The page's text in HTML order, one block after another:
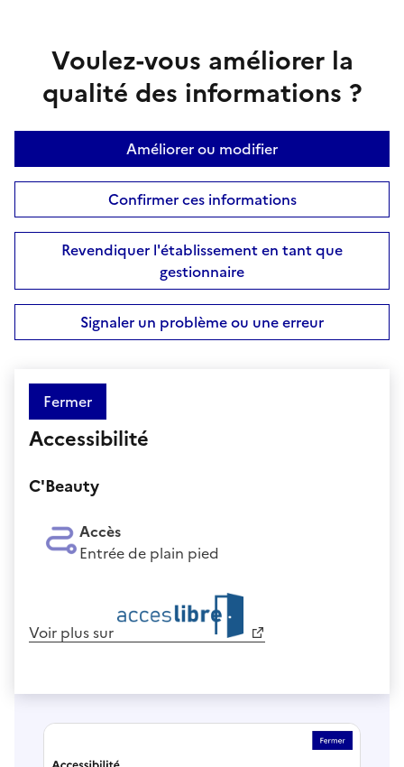
Voulez-vous améliorer la
qualité des informations ?
Améliorer ou modifier
Confirmer ces informations
Revendiquer l'établissement en tant que
gestionnaire
Signaler un problème ou une erreur
Fermer
Accessibilité
C'Beauty
Accès
Entrée de plain pied
Voir plus sur